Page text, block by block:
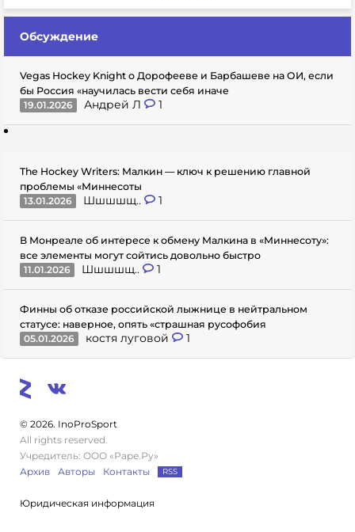
Обсуждение
Vegas Hockey Knight о Дорофееве и Барбашеве на ОИ, если
бы Россия «научилась вести себя иначе
19.01.2026
Андрей Л 1
The Hockey Writers: Малкин — ключ к решению главной
проблемы «Миннесоты
13.01.2026
Шшшшщ.. 1
В Монреале об интересе к обмену Малкина в «Миннесоту»:
все элементы могут сойтись довольно быстро
11.01.2026
Шшшшщ.. 1
Финны об отказе российской лыжнице в нейтральном
статусе: наверное, опять «страшная русофобия
05.01.2026
костя луговой 1
© 2026. InoProSport
All rights reserved.
Учредитель: ООО «Раре.Ру»
Архив
Авторы Контакты RSS
Юридическая информация